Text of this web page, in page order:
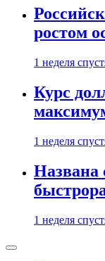
ростом
1 неделя
Курс
1 неделя
1 неделя